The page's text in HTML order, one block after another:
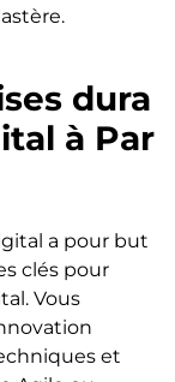
dura
à Par
a pour but
clés pour
Vous
et